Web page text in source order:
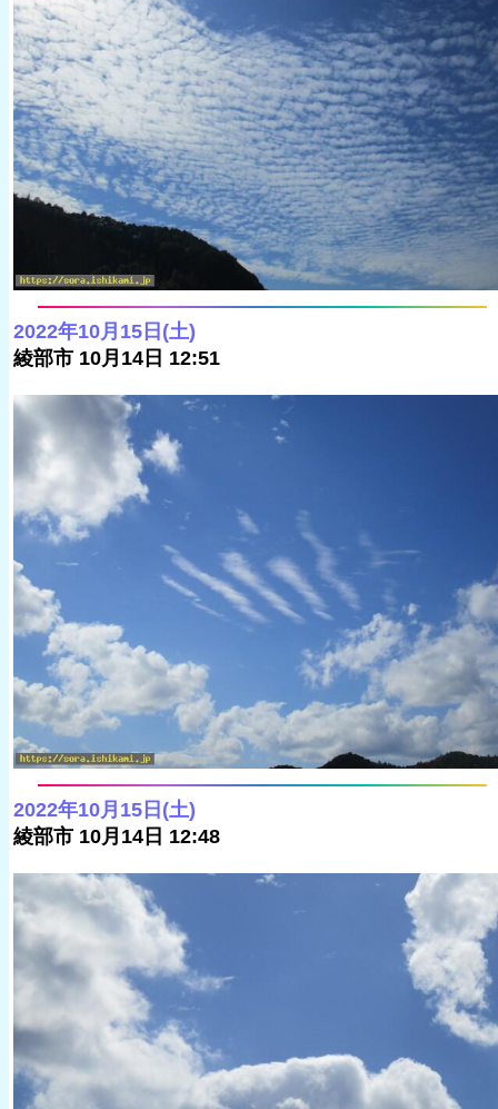
2022年10月15日(土)
綾部市 10月14日 12:51
2022年10月15日(土)
綾部市 10月14日 12:48